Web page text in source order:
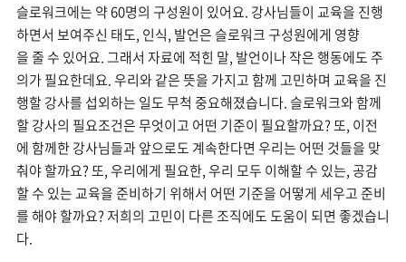
슬로워크에는 약 60명의 구성원이 있어요. 강사님들이 교육을 진행
하면서 보여주신 태도, 인식, 발언은 슬로워크 구성원에게 영향
을 줄 수 있어요. 그래서 자료에 적힌 말, 발언이나 작은 행동에도 주
의가 필요한데요. 우리와 같은 뜻을 가지고 함께 고민하며 교육을 진
행할 강사를 섭외하는 일도 무척 중요해졌습니다. 슬로워크와 함께
할 강사의 필요조건은 무엇이고 어떤 기준이 필요할까요? 또, 이전
에 함께한 강사님들과 앞으로도 계속한다면 우리는 어떤 것들을 맞
춰야 할까요? 또, 우리에게 필요한, 우리 모두 이해할 수 있는, 공감
할 수 있는 교육을 준비하기 위해서 어떤 기준을 어떻게 세우고 준비
를 해야 할까요? 저희의 고민이 다른 조직에도 도움이 되면 좋겠습니
다.